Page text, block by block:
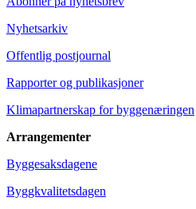
Nyhetsarkiv
Offentlig postjournal
Rapporter og publikasjoner
Klimapartnerskap for byggenæringen
Arrangementer
Byggesaksdagene
Byggkvalitetsdagen